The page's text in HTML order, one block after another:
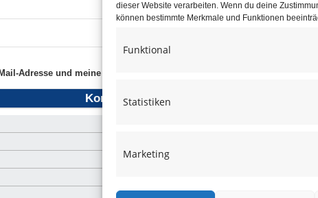
dieser Website verarbeiten. Wenn du deine
können bestimmte Merkmale und Funktionen
Funktional
Statistiken
Marketing
Adresse und meine Website in diesem Browser für die nächste